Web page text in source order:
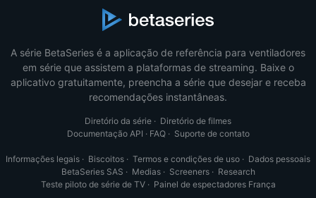
A série BetaSeries é a aplicação de referência para ventiladores
em série que assistem a plataformas de streaming. Baixe o
aplicativo gratuitamente, preencha a série que desejar e receba
recomendações instantâneas.
Diretório da série · Diretório de filmes
Documentação API · FAQ· Suporte de contato
Informações legais · Biscoitos · Termos e condições de uso · Dados pessoais
BetaSeries SAS · Medias· Screeners· Research
Teste piloto de série de TV· Painel de espectadores França